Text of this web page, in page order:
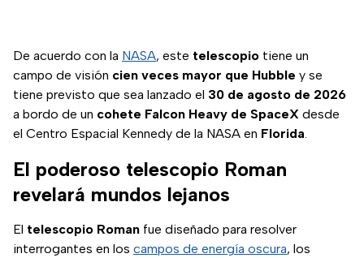
De acuerdo con la NASA, este telescopio tiene un
campo de visión cien veces mayor que Hubble y se
tiene previsto que sea lanzado el 30 de agosto de 2026
a bordo de un cohete Falcon Heavy de SpaceX desde
el Centro Espacial Kennedy de la NASA en Florida.
El poderoso telescopio Roman
revelará mundos lejanos
El telescopio Roman fue diseñado para resolver
interrogantes en los campos de energía oscura, los